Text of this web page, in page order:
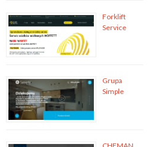
Forklift
Service
Grupa
Simple